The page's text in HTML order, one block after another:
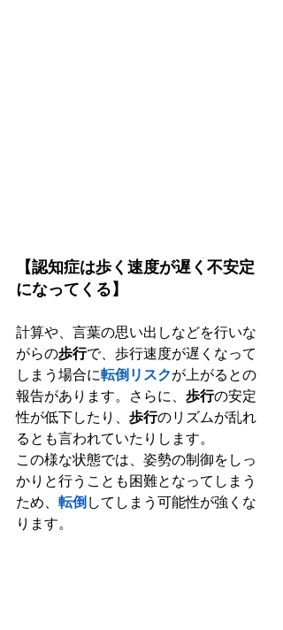
【認知症は歩く速度が遅く不安定
になってくる】
計算や、言葉の思い出しなどを行いな
がらの歩行で、歩行速度が遅くなって
しまう場合に転倒リスクが上がるとの
報告があります。さらに、 歩行の安定
性が低下したり、 歩行のリズムが乱れ
るとも言われていたりします。
この様な状態では、姿勢の制御をしっ
かりと行うことも困難となってしまう
ため、 転倒 してしまう可能性が強くな
ります。